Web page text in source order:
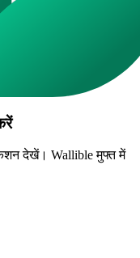
देखें। Wallible मुफ्त में